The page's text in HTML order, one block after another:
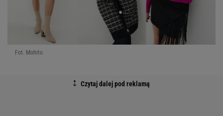
Fot. Mohito